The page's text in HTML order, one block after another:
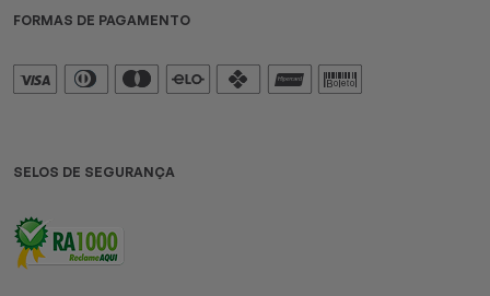
FORMAS DE PAGAMENTO
SELOS DE SEGURANÇA